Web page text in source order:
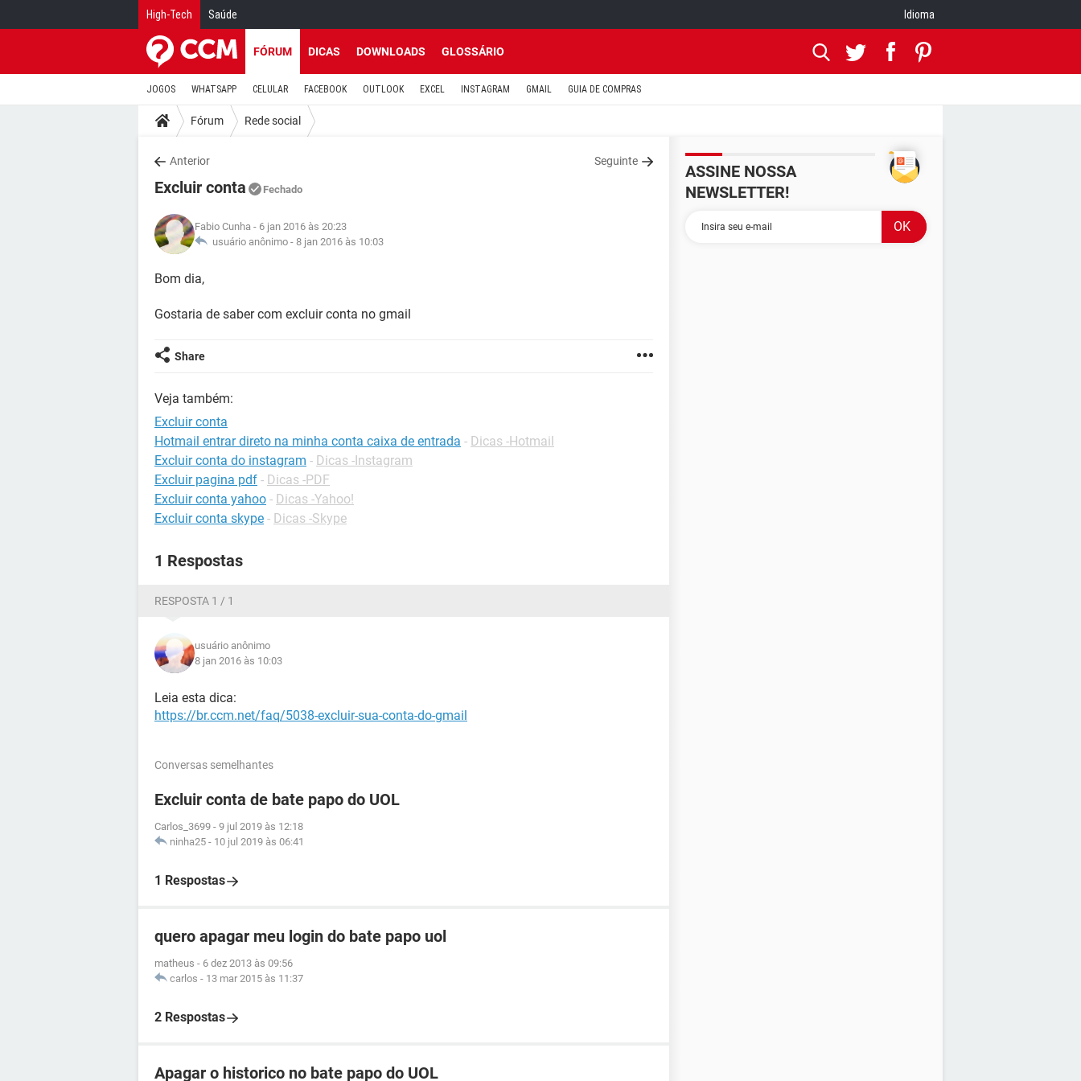
High-Tech Saúde Idioma
FÓRUM DICAS DOWNLOADS GLOSSÁRIO
JOGOS WHATSAPP CELULAR FACEBOOK OUTLOOK EXCEL INSTAGRAM GMAIL GUIA DE COMPRAS
Fórum Rede social
Anterior Seguinte
Excluir conta Fechado
Fabio Cunha - 6 jan 2016 às 20:23
usuário anônimo - 8 jan 2016 às 10:03
Bom dia,
Gostaria de saber com excluir conta no gmail
Share
Veja também:
Excluir conta
Hotmail entrar direto na minha conta caixa de entrada - Dicas -Hotmail
Excluir conta do instagram - Dicas -Instagram
Excluir pagina pdf - Dicas -PDF
Excluir conta yahoo - Dicas -Yahoo!
Excluir conta skype - Dicas -Skype
1 Respostas
RESPOSTA 1 / 1
usuário anônimo
8 jan 2016 às 10:03
Leia esta dica:
https://br.ccm.net/faq/5038-excluir-sua-conta-do-gmail
Conversas semelhantes
Excluir conta de bate papo do UOL
Carlos_3699 - 9 jul 2019 às 12:18
ninha25 - 10 jul 2019 às 06:41
1 Respostas
quero apagar meu login do bate papo uol
matheus - 6 dez 2013 às 09:56
carlos - 13 mar 2015 às 11:37
2 Respostas
Apagar o historico no bate papo do UOL
ASSINE NOSSA
NEWSLETTER!